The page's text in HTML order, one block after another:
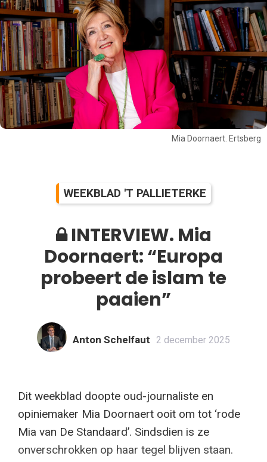
Mia Doornaert. Ertsberg
WEEKBLAD 'T PALLIETERKE
INTERVIEW. Mia
Doornaert: “Europa
probeert de islam te
paaien”
Anton Schelfaut 2 december 2025
Dit weekblad doopte oud-journaliste en
opiniemaker Mia Doornaert ooit om tot ‘rode
Mia van De Standaard’. Sindsdien is ze
onverschrokken op haar tegel blijven staan.